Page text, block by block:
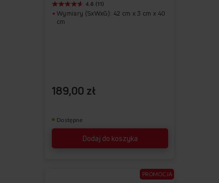
Dodaj do koszyka
4.6 (11)
Wymiary (SxWxG): 42 cm x 3 cm x 40
cm
189,00 zł
Dostępne
PROMOCJA